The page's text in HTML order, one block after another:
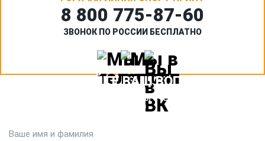
8 800 775‑87-60
ЗВОНОК ПО РОССИИ БЕСПЛАТНО
ЗАДАЙТЕ ВАШ ВОПРОС
Или кратко опишите ситуацию. Мы очень быстро свяжемся с
вами :)